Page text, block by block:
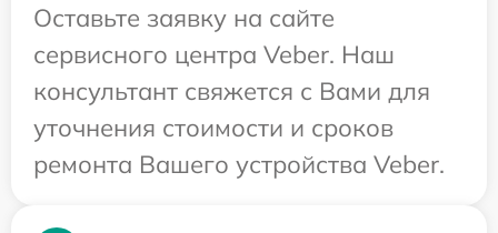
Оставьте заявку на сайте
сервисного центра Veber. Наш
консультант свяжется с Вами для
уточнения стоимости и сроков
ремонта Вашего устройства Veber.